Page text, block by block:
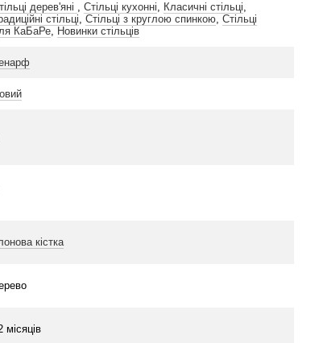
дерев'яні ,Стільці кухонні, Класичні стільці,
стільці,Стільці з круглою спинкою,Стільці
КаБаРе, Новинки стільців
кістка
місяців